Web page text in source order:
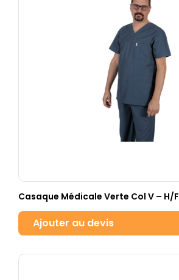
Casaque Médicale Verte Col V – H/F
Ajouter au devis